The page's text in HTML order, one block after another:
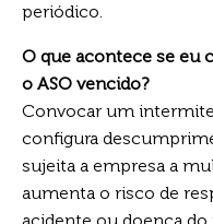
periódico.
O que acontece se
o ASO vencido?
Convocar um
configura
sujeita a empresa a
aumenta o risco de